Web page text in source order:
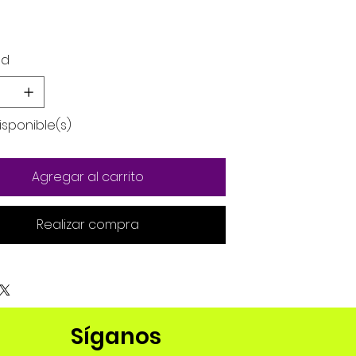
Agregar al carrito
Realizar compra
Síganos